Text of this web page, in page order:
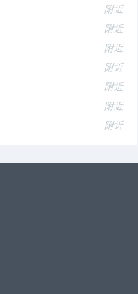
附近
附近
附近
附近
附近
附近
附近